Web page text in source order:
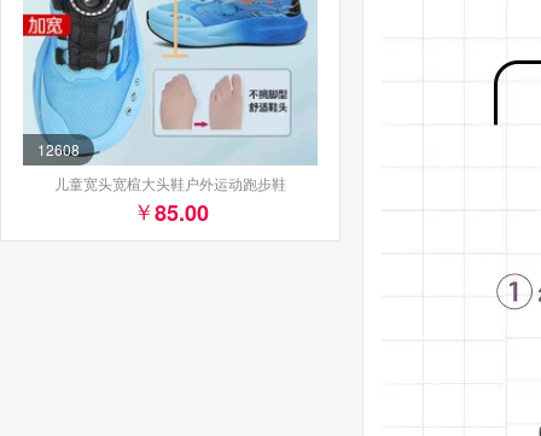
12608
儿童宽头宽楦大头鞋户外运动跑步鞋
85.00